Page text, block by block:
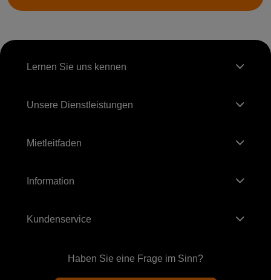
Lernen Sie uns kennen
Unsere Dienstleistungen
Mietleitfaden
Information
Kundenservice
Haben Sie eine Frage im Sinn?